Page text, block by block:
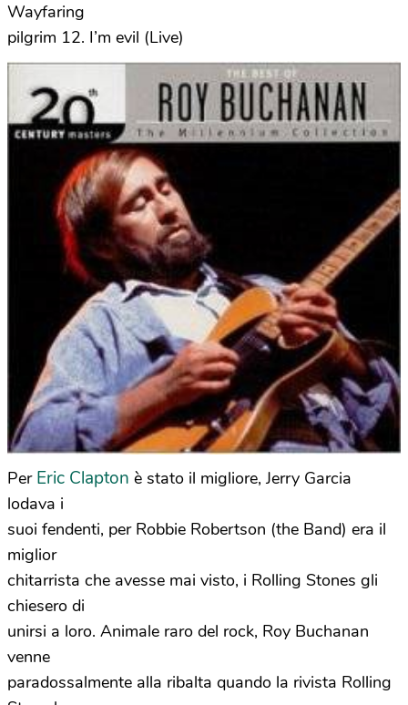
Wayfaring
pilgrim 12. I’m evil (Live)
Per Eric Clapton è stato il migliore, Jerry Garcia
lodava i
suoi fendenti, per Robbie Robertson (the Band) era il
miglior
chitarrista che avesse mai visto, i Rolling Stones gli
chiesero di
unirsi a loro. Animale raro del rock, Roy Buchanan
venne
paradossalmente alla ribalta quando la rivista Rolling